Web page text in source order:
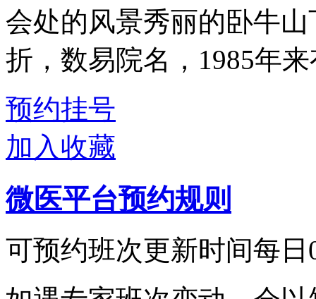
会处的风景秀丽的卧牛
折，数易院名，1985年
预约挂号
加入收藏
微医平台预约规则
可预约班次更新时间每日